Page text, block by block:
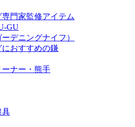
門家監修アイテム
GU
デニングナイフ）
おすすめの鎌
ーナー・熊手
具